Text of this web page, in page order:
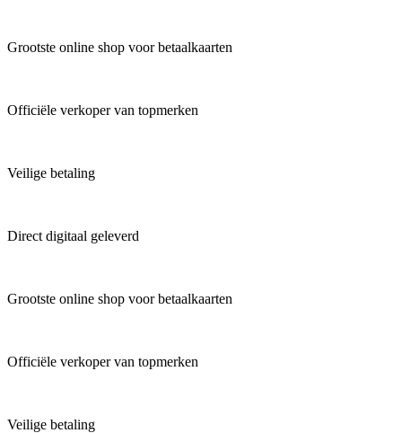
Grootste online shop voor betaalkaarten
Officiële verkoper van topmerken
Veilige betaling
Direct digitaal geleverd
Grootste online shop voor betaalkaarten
Officiële verkoper van topmerken
Veilige betaling